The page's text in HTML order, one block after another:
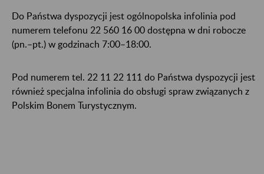
Do Państwa dyspozycji jest ogólnopolska infolinia pod
numerem telefonu 22 560 16 00 dostępna w dni robocze
(pn.–pt.) w godzinach 7:00–18:00.
Pod numerem tel. 22 11 22 111 do Państwa dyspozycji jest
również specjalna infolinia do obsługi spraw związanych z
Polskim Bonem Turystycznym.